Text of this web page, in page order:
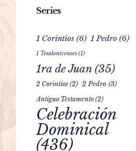
Series
1 Corintios(6) 1 Pedro(6)
1 Tesalonicenses(1)
1ra de Juan(35)
2 Corintios(2) 2 Pedro(3)
Antiguo Testamento(2)
Celebración
Dominical
(436)